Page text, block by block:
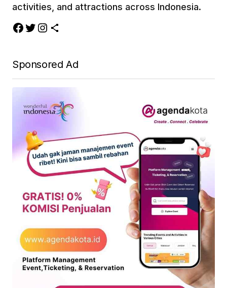
activities, and attractions across Indonesia.
Sponsored Ad